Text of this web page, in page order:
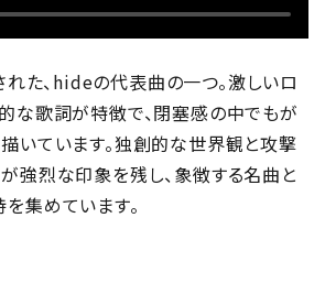
た、hideの代表曲の一つ。激しいロ
な歌詞が特徴で、閉塞感の中でもが
いています。独創的な世界観と攻撃
強烈な印象を残し、象徴する名曲と
集めています。